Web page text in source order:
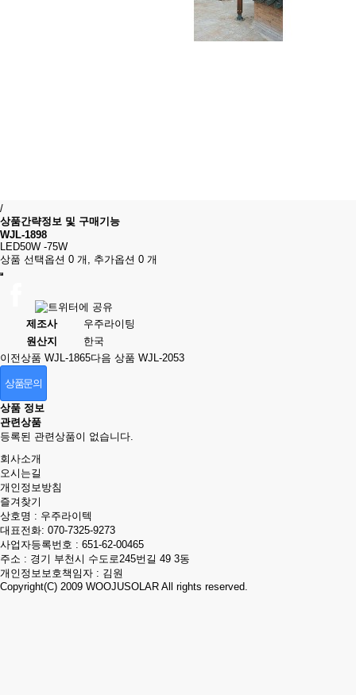
/
상품간략정보 및 구매기능
WJL-1898
LED50W -75W
상품 선택옵션 0 개, 추가옵션 0 개
제조사
우주라이팅
원산지
한국
이전상품 WJL-1865다음 상품 WJL-2053
상품문의
상품 정보
관련상품
등록된 관련상품이 없습니다.
회사소개
오시는길
개인정보방침
즐겨찾기
상호명 : 우주라이텍
대표전화: 070-7325-9273
사업자등록번호 : 651-62-00465
주소 : 경기 부천시 수도로245번길 49 3동
개인정보보호책임자 : 김원
Copyright(C) 2009 WOOJUSOLAR All rights reserved.